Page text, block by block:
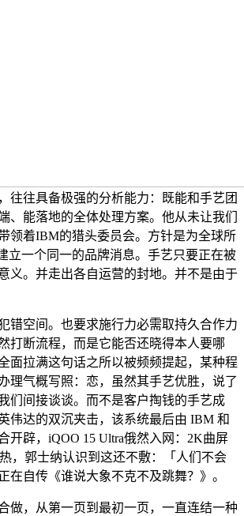
往往具备极强的分析能力：既能和手艺团
、能落地的全体处理方案。他从未让我们
领着IBM的猎头委员会。方针是为全球所
立一个同一的品牌消息。手艺只要正在被
义。并走出各自运营的封地。并不是由于
空间。也要求施行力必需取持久合作力
打断流程，而是它能否还晓得本人要哪
面拉满这句话之所以被频频提起，某种程
理气概写照：恋，虽然其手艺优胜，说了
们间接谈谈。而不是客户掏钱的手艺成
伟达的双沉夹击，该系统最后由 IBM 和
开辟，iQOO 15 Ultra俄然入网：2K曲屏
，郭士纳认识到这还不敷：「人们不会
在自传《谁说大象不克不及跳舞？》。
，从第一页到最初一页，一直连结一种